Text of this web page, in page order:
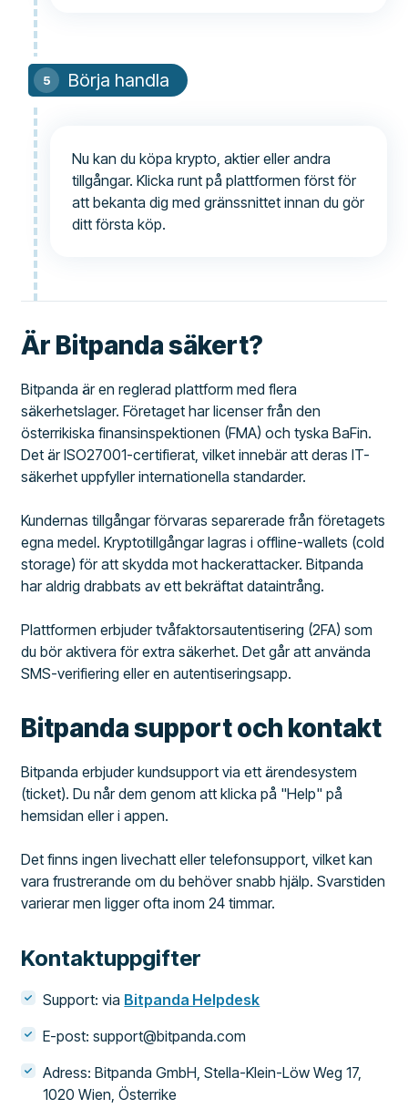
Börja handla
Nu kan du köpa krypto, aktier eller andra
tillgångar. Klicka runt på plattformen först för
att bekanta dig med gränssnittet innan du gör
ditt första köp.
Är Bitpanda säkert?
Bitpanda är en reglerad plattform med flera
säkerhetslager. Företaget har licenser från den
österrikiska finansinspektionen (FMA) och tyska BaFin.
Det är ISO27001-certifierat, vilket innebär att deras IT-
säkerhet uppfyller internationella standarder.
Kundernas tillgångar förvaras separerade från företagets
egna medel. Kryptotillgångar lagras i offline-wallets (cold
storage) för att skydda mot hackerattacker. Bitpanda
har aldrig drabbats av ett bekräftat dataintrång.
Plattformen erbjuder tvåfaktorsautentisering (2FA) som
du bör aktivera för extra säkerhet. Det går att använda
SMS-verifiering eller en autentiseringsapp.
Bitpanda support och kontakt
Bitpanda erbjuder kundsupport via ett ärendesystem
(ticket). Du når dem genom att klicka på "Help" på
hemsidan eller i appen.
Det finns ingen livechatt eller telefonsupport, vilket kan
vara frustrerande om du behöver snabb hjälp. Svarstiden
varierar men ligger ofta inom 24 timmar.
Kontaktuppgifter
Support: via Bitpanda Helpdesk
E-post: support@bitpanda.com
Adress: Bitpanda GmbH, Stella-Klein-Löw Weg 17,
1020 Wien, Österrike